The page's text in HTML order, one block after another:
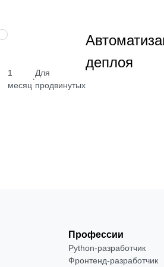
НАВЫК
1
месяц
·
Для
продвинутых
деплоя
Профессии
Python-разработчик
Фронтенд-разработчик